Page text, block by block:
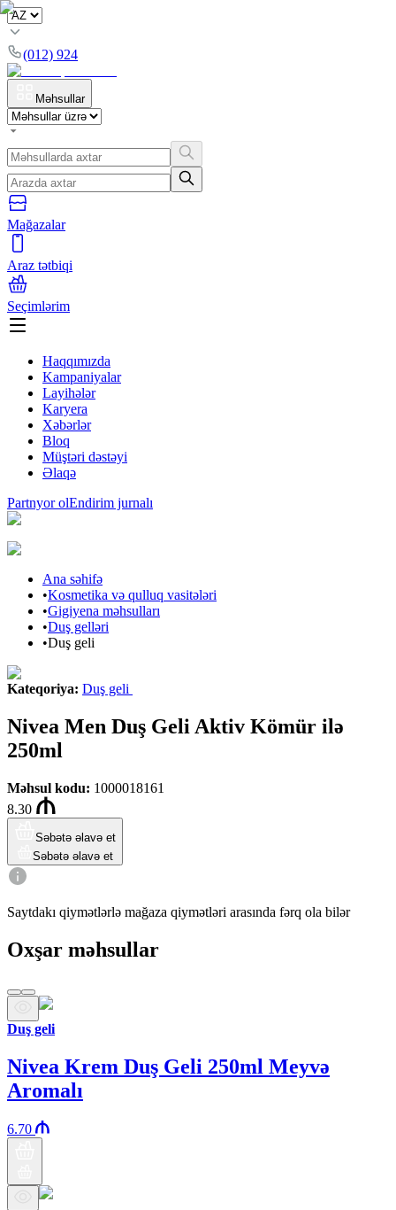
(012) 924
Məhsullar
Mağazalar
Araz tətbiqi
Seçimlərim
Haqqımızda
Kampaniyalar
Layihələr
Karyera
Xəbərlər
Bloq
Müştəri dəstəyi
Əlaqə
Partnyor olEndirim jurnalı
Ana səhifə
•Kosmetika və qulluq vasitələri
•Gigiyena məhsulları
•Duş gelləri
•Duş geli
Kateqoriya: Duş geli
Nivea Men Duş Geli Aktiv Kömür ilə
250ml
Məhsul kodu: 1000018161
8.30
Səbətə əlavə et
Səbətə əlavə et
Saytdakı qiymətlərlə mağaza qiymətləri arasında fərq ola bilər
Oxşar məhsullar
Duş geli
Nivea Krem Duş Geli 250ml Meyvə
Aromalı
6.70